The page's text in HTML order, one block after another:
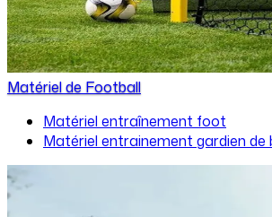
Matériel de Football
Matériel entraînement foot
Matériel entrainement gardien de